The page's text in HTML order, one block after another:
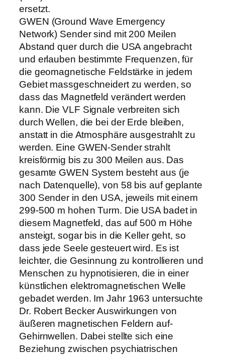
ersetzt.
GWEN (Ground Wave Emergency
Network) Sender sind mit 200 Meilen
Abstand quer durch die USA angebracht
und erlauben bestimmte Frequenzen, für
die geomagnetische Feldstärke in jedem
Gebiet massgeschneidert zu werden, so
dass das Magnetfeld verändert werden
kann. Die VLF Signale verbreiten sich
durch Wellen, die bei der Erde bleiben,
anstatt in die Atmosphäre ausgestrahlt zu
werden. Eine GWEN-Sender strahlt
kreisförmig bis zu 300 Meilen aus. Das
gesamte GWEN System besteht aus (je
nach Datenquelle), von 58 bis auf geplante
300 Sender in den USA, jeweils mit einem
299-500 m hohen Turm. Die USA badet in
diesem Magnetfeld, das auf 500 m Höhe
ansteigt, sogar bis in die Keller geht, so
dass jede Seele gesteuert wird. Es ist
leichter, die Gesinnung zu kontrollieren und
Menschen zu hypnotisieren, die in einer
künstlichen elektromagnetischen Welle
gebadet werden. Im Jahr 1963 untersuchte
Dr. Robert Becker Auswirkungen von
äußeren magnetischen Feldern auf-
Gehirnwellen. Dabei stellte sich eine
Beziehung zwischen psychiatrischen